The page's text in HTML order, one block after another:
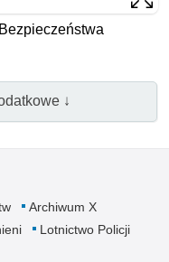
↓
Archiwum X
Lotnictwo Policji